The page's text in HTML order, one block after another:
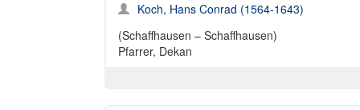
Koch, Hans Conrad (1564-1643)
(Schaffhausen – Schaffhausen)
Pfarrer, Dekan